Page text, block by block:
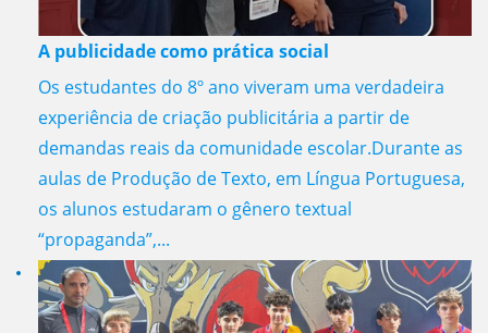
A publicidade como prática social
Os estudantes do 8º ano viveram uma verdadeira
experiência de criação publicitária a partir de
demandas reais da comunidade escolar.Durante as
aulas de Produção de Texto, em Língua Portuguesa,
os alunos estudaram o gênero textual
“propaganda”,...